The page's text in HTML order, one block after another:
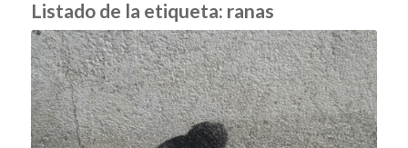
Listado de la etiqueta: ranas